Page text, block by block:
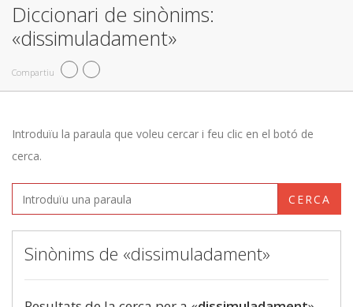
Diccionari de sinònims:
«dissimuladament»
Compartiu
Introduïu la paraula que voleu cercar i feu clic en el botó de
cerca.
CERCA
Sinònims de «dissimuladament»